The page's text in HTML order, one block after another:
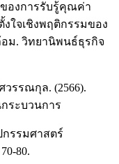
ของการรับรู้คุณค่า
ใจเชิงพฤติกรรมของ
ม. วิทยานิพนธ์ธุรกิจ
รรณกุล. (2566).
ระบวนการ
รรมศาสตร์
80.